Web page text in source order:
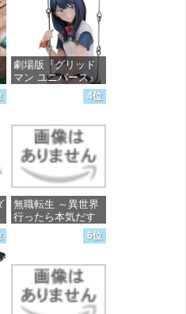
劇場版『グリッド
マン ユニバース』
宝多六花 wall figure
1/7スケール プラス
完成品フィギュア
価格：¥13,756
4位
無職転生 ～異世界
行ったら本気だす
～ 20 (MFコミック
ス フラッパーシ
価格：¥748
6位